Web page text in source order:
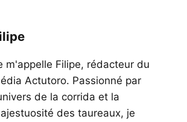
m'appelle Filipe, rédacteur du
Actutoro. Passionné par
de la corrida et la
des taureaux, je